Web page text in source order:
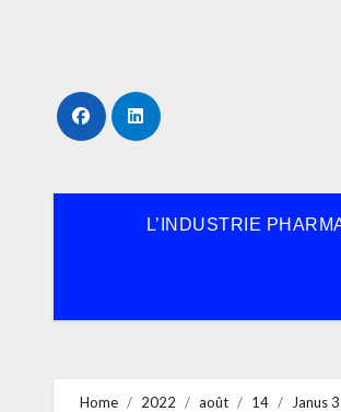
L’INDUSTRIE
Home 2022 août 14 Janus